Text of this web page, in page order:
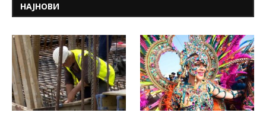
НАЈНОВИ